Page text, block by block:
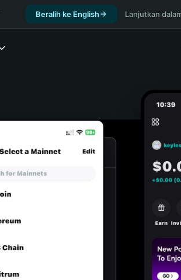
Beralih ke English Lanjutkan